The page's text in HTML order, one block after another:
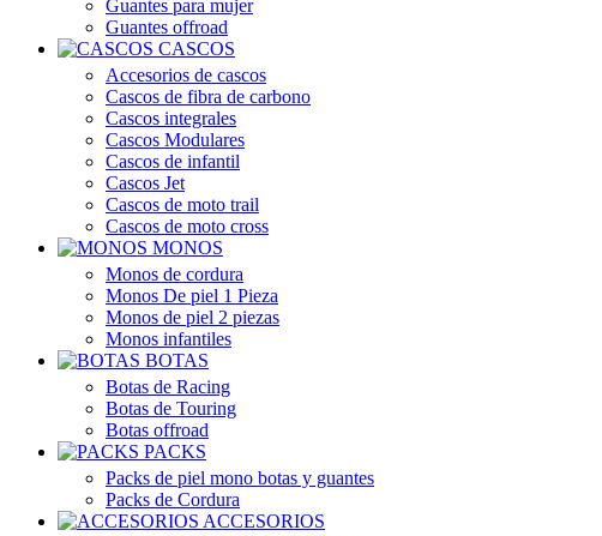
Guantes para mujer
Guantes offroad
CASCOS
Accesorios de cascos
Cascos de fibra de carbono
Cascos integrales
Cascos Modulares
Cascos de infantil
Cascos Jet
Cascos de moto trail
Cascos de moto cross
MONOS
Monos de cordura
Monos De piel 1 Pieza
Monos de piel 2 piezas
Monos infantiles
BOTAS
Botas de Racing
Botas de Touring
Botas offroad
PACKS
Packs de piel mono botas y guantes
Packs de Cordura
ACCESORIOS